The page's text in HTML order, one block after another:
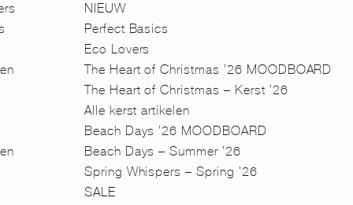
NIEUW
Perfect Basics
Eco Lovers
The Heart of Christmas ’26 MOODBOARD
The Heart of Christmas – Kerst ’26
Alle kerst artikelen
Beach Days ’26 MOODBOARD
Beach Days – Summer ’26
Spring Whispers – Spring ’26
SALE